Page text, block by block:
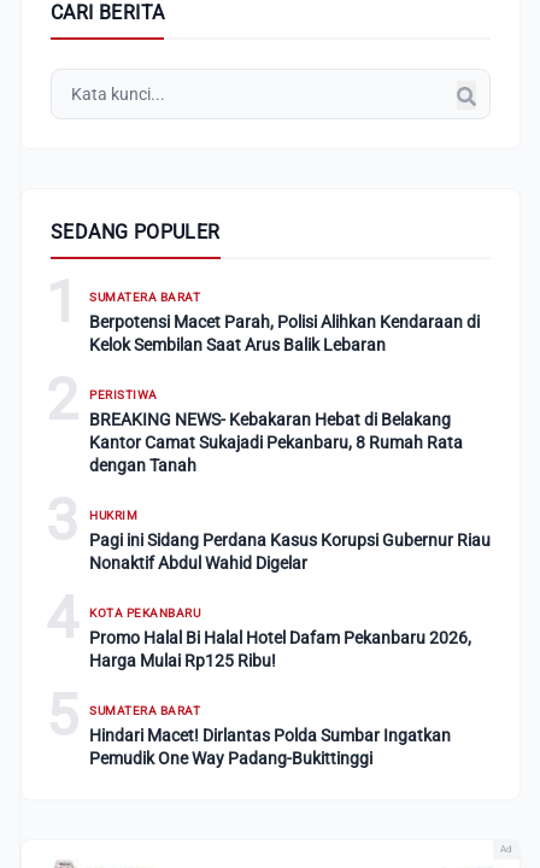
CARI BERITA
SEDANG POPULER
1 SUMATERA BARAT
Berpotensi Macet Parah, Polisi Alihkan Kendaraan di
Kelok Sembilan Saat Arus Balik Lebaran
2 PERISTIWA
BREAKING NEWS- Kebakaran Hebat di Belakang
Kantor Camat Sukajadi Pekanbaru, 8 Rumah Rata
dengan Tanah
3 HUKRIM
Pagi ini Sidang Perdana Kasus Korupsi Gubernur Riau
Nonaktif Abdul Wahid Digelar
4 KOTA PEKANBARU
Promo Halal Bi Halal Hotel Dafam Pekanbaru 2026,
Harga Mulai Rp125 Ribu!
5 SUMATERA BARAT
Hindari Macet! Dirlantas Polda Sumbar Ingatkan
Pemudik One Way Padang-Bukittinggi
Ad